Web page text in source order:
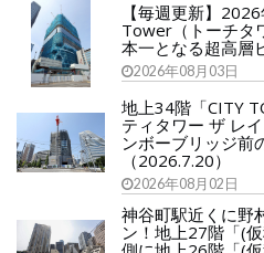
【毎週更新】
Tower（トーチタ
本一となる超高層
2026年08月03日
地上34階「CITY
ティタワー ザ レ
ンボーブリッジ前
（2026.7.20）
2026年08月02日
神谷町駅近くに野
ン！地上27階「(